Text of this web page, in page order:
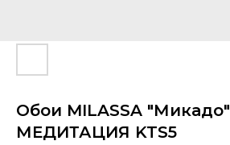
Обои MILASSA "Микадо"
МЕДИТАЦИЯ KTS5